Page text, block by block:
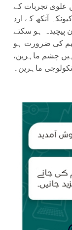
علوی تجربات کے
آنکھ کے ارد
پیچیدہ ہو سکتے
کی ضرورت ہو
چشم ماہرین،
ماہرین۔